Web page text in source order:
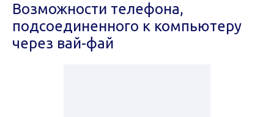
Возможности телефона,
подсоединенного к компьютеру
через вай-фай